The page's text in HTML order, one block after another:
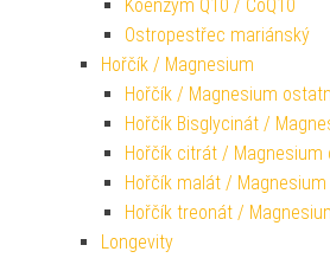
Koenzym Q10 / CoQ10
Ostropestřec mariánský
Hořčík / Magnesium
Hořčík / Magnesium
Hořčík Bisglycinát /
Hořčík citrát / Magnesium
Hořčík malát /
Hořčík treonát /
Longevity